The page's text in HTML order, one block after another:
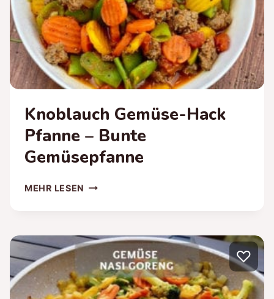
Knoblauch Gemüse-Hack
Pfanne – Bunte
Gemüsepfanne
MEHR LESEN KNOBLAUCH
–
BUNTE
GEMÜSEPFANNE
♡